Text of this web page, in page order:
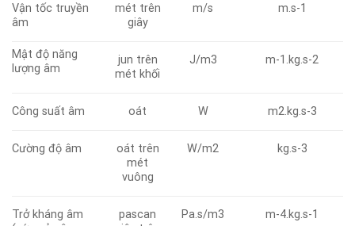
Vận tốc truyền
âm
mét trên
giây
m/s m.s-1
Mật độ năng
lượng âm
jun trên
mét khối
J/m3 m-1.kg.s-2
Công suất âm oát W m2.kg.s-3
Cường độ âm
oát trên
mét
vuông
W/m2 kg.s-3
Trở kháng âm
pascan
Pa.s/m3 m-4.kg.s-1